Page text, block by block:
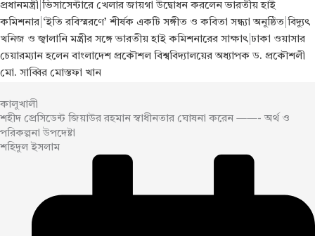
প্রধানমন্ত্রী ভিসাসেন্টারে খেলার জায়গা উদ্বোধন করলেন ভারতীয় হাই
কমিশনার ‘ইতি রবিস্মরণে’ শীর্ষক একটি সঙ্গীত ও কবিতা সন্ধ্যা অনুষ্ঠিত বিদ্যুৎ
খনিজ ও জ্বালানি মন্ত্রীর সঙ্গে ভারতীয় হাই কমিশনারের সাক্ষাৎ |ঢাকা ওয়াসার
চেয়ারম্যান হলেন বাংলাদেশ প্রকৌশল বিশ্ববিদ্যালয়ের অধ্যাপক ড. প্রকৌশলী
মো. সাব্বির মোস্তফা খান
কালুখালী
শহীদ প্রেসিডেন্ট জিয়াউর রহমান স্বাধীনতার ঘোষনা করেন ——- অর্থ ও
পরিকল্পনা উপদেষ্টা
শহিদুল ইসলাম